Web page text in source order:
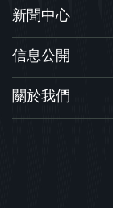
新聞中心
信息公開
關於我們